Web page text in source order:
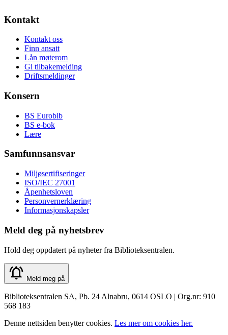
Kontakt
Kontakt oss
Finn ansatt
Lån møterom
Gi tilbakemelding
Driftsmeldinger
Konsern
BS Eurobib
BS e-bok
Lære
Samfunnsansvar
Miljøsertifiseringer
ISO/IEC 27001
Åpenhetsloven
Personvernerklæring
Informasjonskapsler
Meld deg på nyhetsbrev
Hold deg oppdatert på nyheter fra Biblioteksentralen.
Meld meg på
Biblioteksentralen SA, Pb. 24 Alnabru, 0614 OSLO | Org.nr: 910
568 183
Denne nettsiden benytter cookies. Les mer om cookies her.